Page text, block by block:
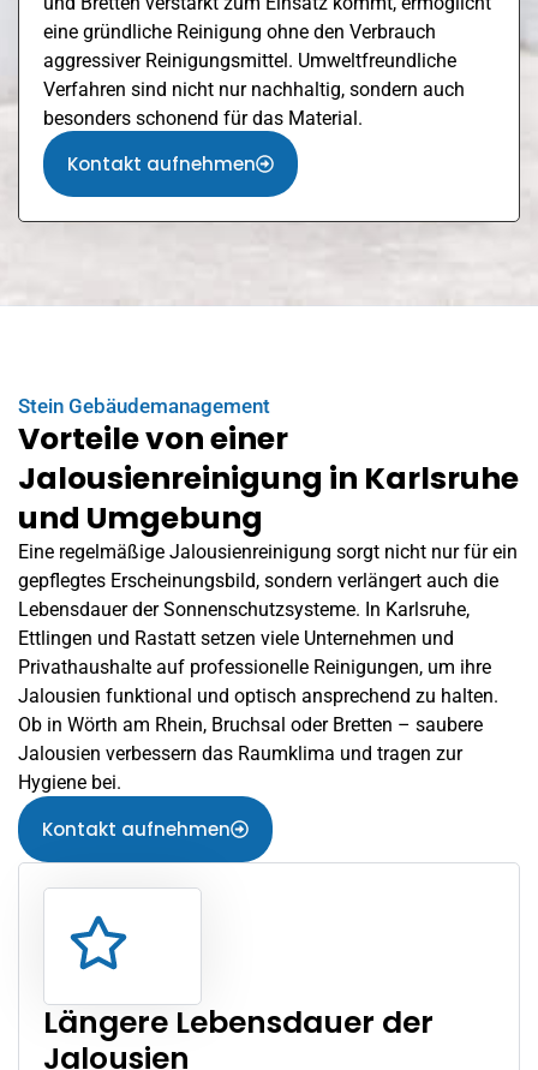
eine gründliche Reinigung ohne den Verbrauch
aggressiver Reinigungsmittel. Umweltfreundliche
Verfahren sind nicht nur nachhaltig, sondern auch
besonders schonend für das Material.
Kontakt aufnehmen
Stein Gebäudemanagement
Vorteile von einer
Jalousienreinigung in Karlsruhe
und Umgebung
Eine regelmäßige Jalousienreinigung sorgt nicht nur für ein
gepflegtes Erscheinungsbild, sondern verlängert auch die
Lebensdauer der Sonnenschutzsysteme. In Karlsruhe,
Ettlingen und Rastatt setzen viele Unternehmen und
Privathaushalte auf professionelle Reinigungen, um ihre
Jalousien funktional und optisch ansprechend zu halten.
Ob in Wörth am Rhein, Bruchsal oder Bretten – saubere
Jalousien verbessern das Raumklima und tragen zur
Hygiene bei.
Kontakt aufnehmen
Längere Lebensdauer der
Jalousien